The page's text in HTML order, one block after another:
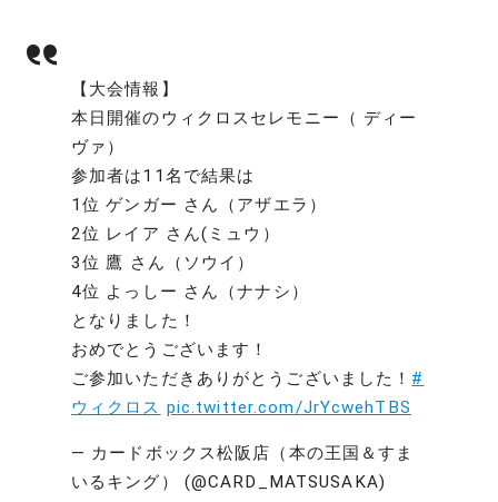
【大会情報】
本日開催のウィクロスセレモニー（ ディー
ヴァ）
参加者は11名で結果は
1位 ゲンガー さん（アザエラ）
2位 レイア さん(ミュウ）
3位 鷹 さん（ソウイ）
4位 よっしー さん（ナナシ）
となりました！
おめでとうございます！
ご参加いただきありがとうございました！ #
ウィクロス pic.twitter.com/JrYcwehTBS
— カードボックス松阪店（本の王国＆すま
いるキング） (@CARD_MATSUSAKA)